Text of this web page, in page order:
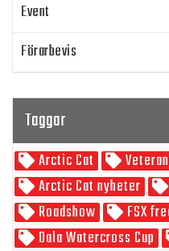
Event
Förarbevis
SnowRider TV
Skoterpodden
Taggar
Arctic Cat
Arctic Cat nyheter
Roadshow
FSX
Dala Watercross Cup